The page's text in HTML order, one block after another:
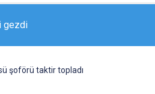
şoförü taktir topladı